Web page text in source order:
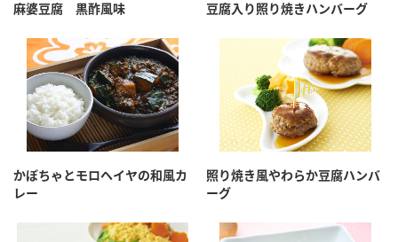
麻婆豆腐 黒酢風味 豆腐入り照り焼きハンバーグ
かぼちゃとモロヘイヤの和風カ
レー
照り焼き風やわらか豆腐ハンバ
ーグ